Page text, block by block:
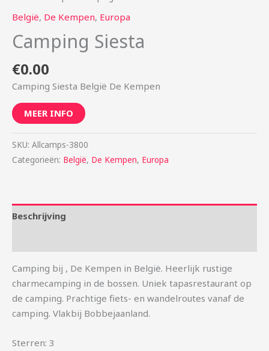
België, De Kempen, Europa
Camping Siesta
€0.00
Camping Siesta België De Kempen
MEER INFO
SKU: Allcamps-3800
Categorieën: België, De Kempen, Europa
Beschrijving
Camping bij , De Kempen in België. Heerlijk rustige
charmecamping in de bossen. Uniek tapasrestaurant op
de camping. Prachtige fiets- en wandelroutes vanaf de
camping. Vlakbij Bobbejaanland.
Sterren: 3